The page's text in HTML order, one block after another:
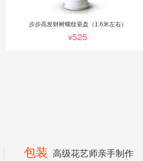
步步高发财树螺纹瓷盘（1.6米左右）
¥525
包装 高级花艺师亲手制作